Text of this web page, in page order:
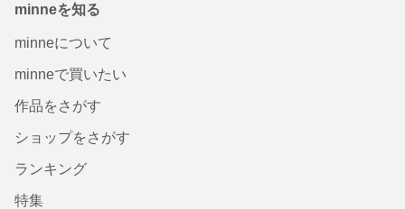
minneを知る
minneについて
minneで買いたい
作品をさがす
ショップをさがす
ランキング
特集